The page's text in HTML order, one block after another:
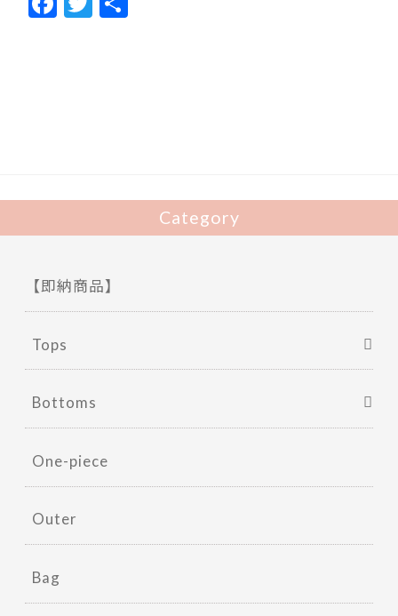
ac w
Category
【即納商品】
Tops
Bottoms
One-piece
Outer
Bag